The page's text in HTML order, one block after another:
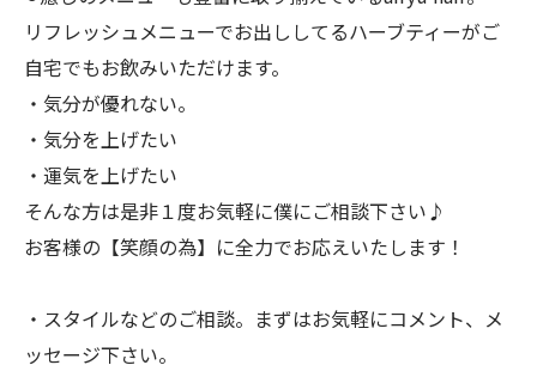
リフレッシュメニューでお出ししてるハーブティーがご
自宅でもお飲みいただけます。
・気分が優れない。
・気分を上げたい
・運気を上げたい
そんな方は是非１度お気軽に僕にご相談下さい♪
お客様の【笑顔の為】に全力でお応えいたします！
・スタイルなどのご相談。まずはお気軽にコメント、メ
ッセージ下さい。